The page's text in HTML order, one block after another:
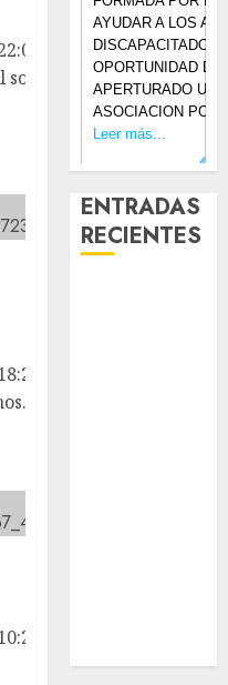
MONICA
con los mayores.
Lo sé, lo sé. Son los
...
Os acordáis de
ENTRADAS
RECIENTES